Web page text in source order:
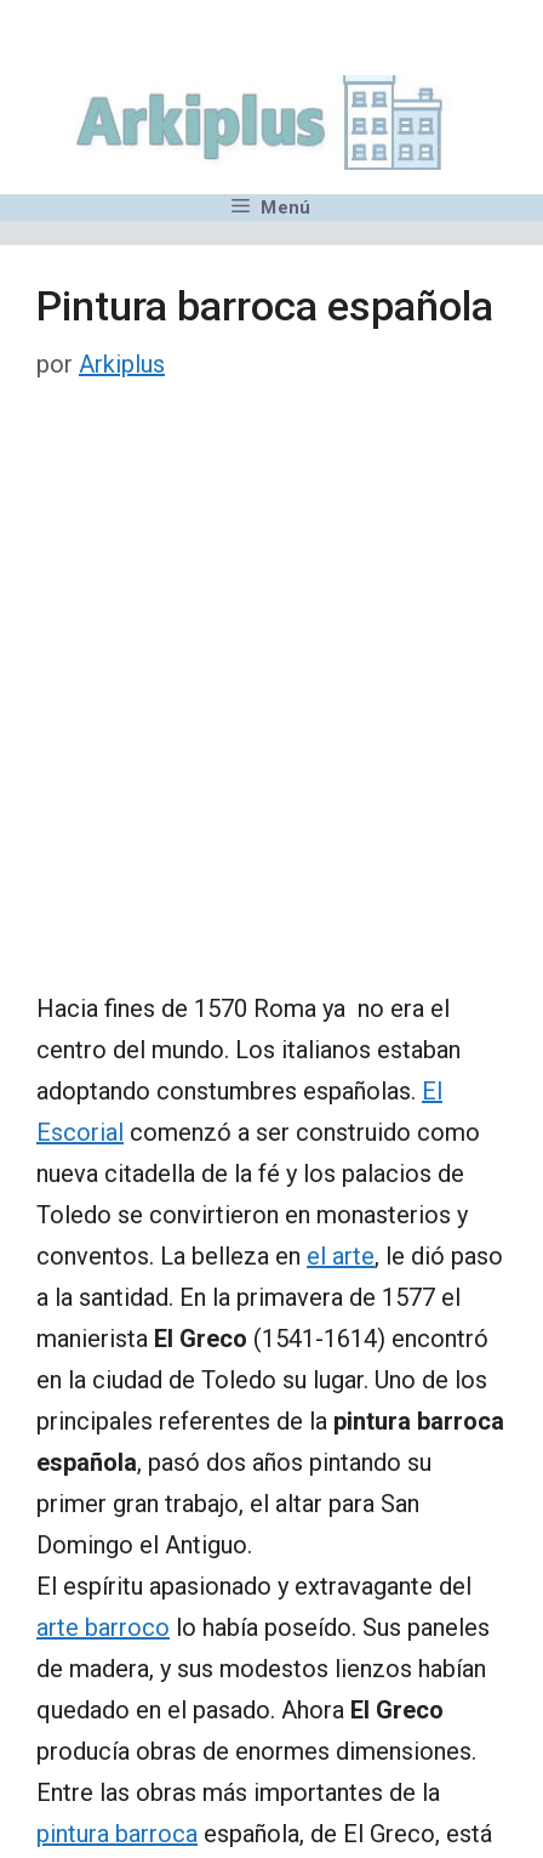
contenido
Menú
Pintura barroca española
por Arkiplus
Hacia fines de 1570 Roma ya no era el
centro del mundo. Los italianos estaban
adoptando constumbres españolas. El
Escorial comenzó a ser construido como
nueva citadella de la fé y los palacios de
Toledo se convirtieron en monasterios y
conventos. La belleza en el arte, le dió paso
a la santidad. En la primavera de 1577 el
manierista El Greco (1541-1614) encontró
en la ciudad de Toledo su lugar. Uno de los
principales referentes de la pintura barroca
española, pasó dos años pintando su
primer gran trabajo, el altar para San
Domingo el Antiguo.
El espíritu apasionado y extravagante del
arte barroco lo había poseído. Sus paneles
de madera, y sus modestos lienzos habían
quedado en el pasado. Ahora El Greco
producía obras de enormes dimensiones.
Entre las obras más importantes de la
pintura barroca española, de El Greco, está